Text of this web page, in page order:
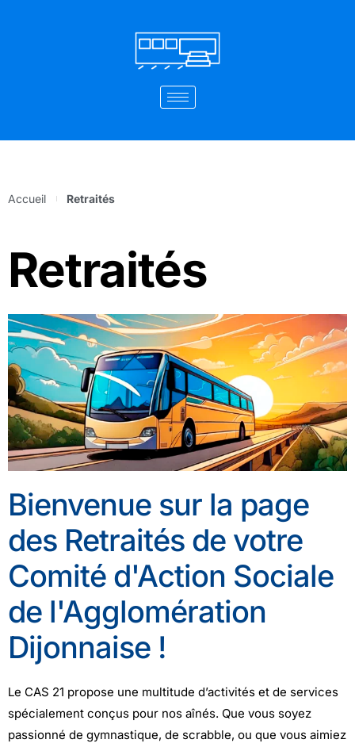
Accueil Retraités
Retraités
Bienvenue sur la page
des Retraités de votre
Comité d'Action Sociale
de l'Agglomération
Dijonnaise !
Le CAS 21 propose une multitude d’activités et de services
spécialement conçus pour nos aînés. Que vous soyez
passionné de gymnastique, de scrabble, ou que vous aimiez